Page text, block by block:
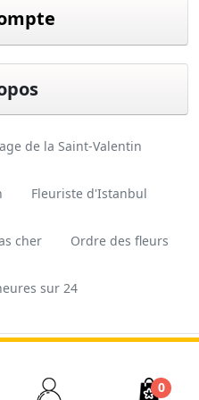
0
de la Saint-Valentin
Fleuriste d'Istanbul
cher Ordre des fleurs
sur 24
Sistemleri